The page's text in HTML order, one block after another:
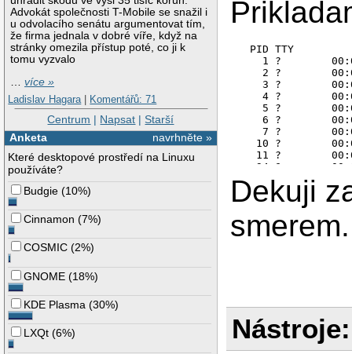
Advokát společnosti T-Mobile se snažil i
u odvolacího senátu argumentovat tím,
že firma jednala v dobré víře, když na
stránky omezila přístup poté, co ji k
tomu vyzvalo
…více »
Ladislav Hagara | Komentářů: 71
Centrum | Napsat |Starší
navrhněte »
Anketa
Které desktopové prostředí na Linuxu
používáte?
Budgie (10%)
Cinnamon (7%)
COSMIC (2%)
GNOME (18%)
KDE Plasma (30%)
LXQt (6%)
PID TTY
1 ?
2 ?
3 ?
4 ?
5 ?
6 ?
7 ?
10 ?
11 ?
94 ?
97 ?
99 ?
158 ?
160 ?
161 ?
1904 ?
1906 ?
1924 ?
1927 ?
Dekuji
smerem.
Nástroje: